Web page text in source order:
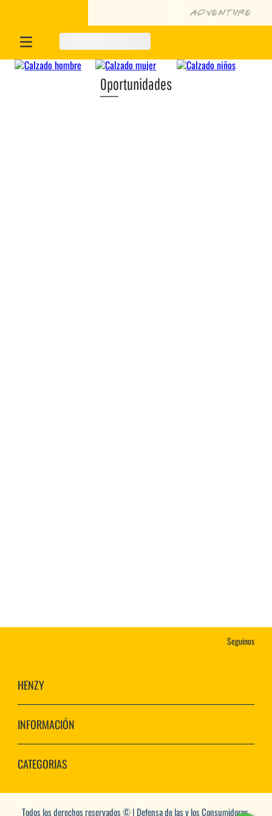
Oportunidades
Seguinos
HENZY
INFORMACIÓN
CATEGORIAS
Todos los derechos reservados © | Defensa de las y los Consumidores.